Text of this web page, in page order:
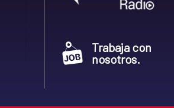
Trabaja con
nosotros.